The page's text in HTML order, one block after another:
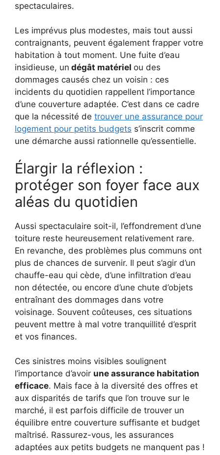
spectaculaires.
Les imprévus plus modestes, mais tout aussi
contraignants, peuvent également frapper votre
habitation à tout moment. Une fuite d’eau
insidieuse, un dégât matériel ou des
dommages causés chez un voisin : ces
incidents du quotidien rappellent l’importance
d’une couverture adaptée. C’est dans ce cadre
que la nécessité de trouver une assurance pour
logement pour petits budgets s’inscrit comme
une démarche aussi rationnelle qu’essentielle.
Élargir la réflexion :
protéger son foyer face aux
aléas du quotidien
Aussi spectaculaire soit-il, l’effondrement d’une
toiture reste heureusement relativement rare.
En revanche, des problèmes plus communs ont
plus de chances de survenir. Il peut s’agir d’un
chauffe-eau qui cède, d’une infiltration d’eau
non détectée, ou encore d’une chute d’objets
entraînant des dommages dans votre
voisinage. Souvent coûteuses, ces situations
peuvent mettre à mal votre tranquillité d’esprit
et vos finances.
Ces sinistres moins visibles soulignent
l’importance d’avoir une assurance habitation
efficace. Mais face à la diversité des offres et
aux disparités de tarifs que l’on trouve sur le
marché, il est parfois difficile de trouver un
équilibre entre couverture suffisante et budget
maîtrisé. Rassurez-vous, les assurances
adaptées aux petits budgets ne manquent pas !